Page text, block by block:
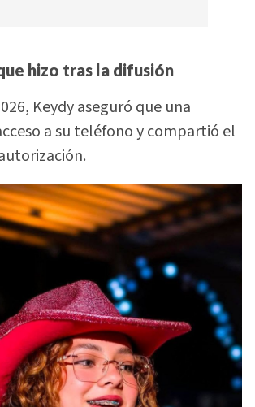
hizo tras la difusión
Keydy aseguró que una
a su teléfono y compartió el